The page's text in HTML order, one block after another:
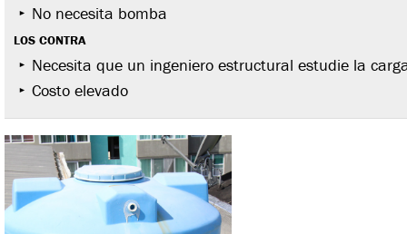
No necesita bomba
LOS CONTRA
Necesita que un ingeniero estructural estudie la
Costo elevado